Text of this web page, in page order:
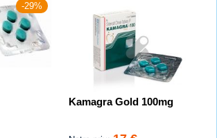
-29%
Kamagra Gold 100mg